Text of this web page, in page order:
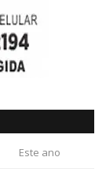
Este ano